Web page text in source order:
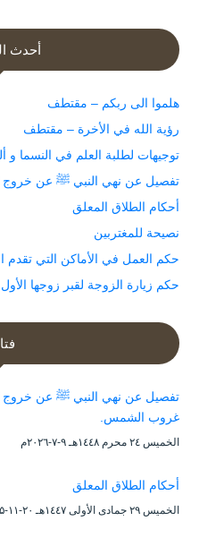
أحدث
هلموا الى ربكم – مقتطف
رؤية الله في الأخرة – مقتطف
توجيهات لطلبة العلم في النسما و
تفصيل عن نهي النبي ﷺ عن خروج
أحكام الطلاق المعلق
نصيحة للمغتربين
حكم العمل في الأماكن التي تقدم
حكم زيارة الزوجة لقبر زوجها الأول
تفصيل عن نهي النبي ﷺ عن خروج
غروب الشمس.
الخميس ۲٤ محرم ۱٤٤۸هـ ۹-۷-۲۰۲٦م
أحكام الطلاق المعلق
الخميس ۲۹ جمادى الأولى ۱٤٤۷هـ ۲۰-۱۱-۲۰۲۵م